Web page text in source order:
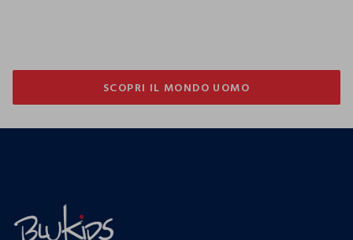
SCOPRI IL MONDO UOMO
SCOPRI IL MONDO UOMO